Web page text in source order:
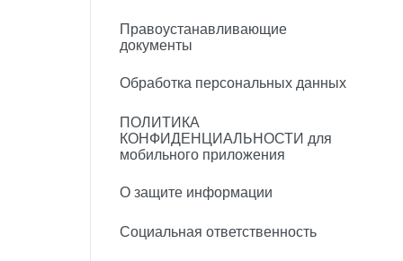
Правоустанавливающие
документы
Обработка персональных данных
ПОЛИТИКА
КОНФИДЕНЦИАЛЬНОСТИ для
мобильного приложения
О защите информации
Социальная ответственность